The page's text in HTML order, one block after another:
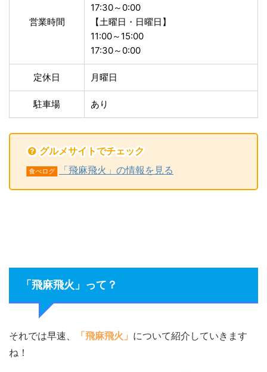
営業時間
17:30～0:00
【土曜日・日曜日】
11:00～15:00
17:30～0:00
定休日 月曜日
駐車場 あり
グルメサイトでチェック
食べログ 「飛麻飛火」の情報を見る
「飛麻飛火」って？
それでは早速、 「飛麻飛火」 について紹介していきます
ね！